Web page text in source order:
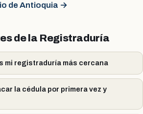
de Antioquia →
de la Registraduría
mi registraduría más cercana
la cédula por primera vez y